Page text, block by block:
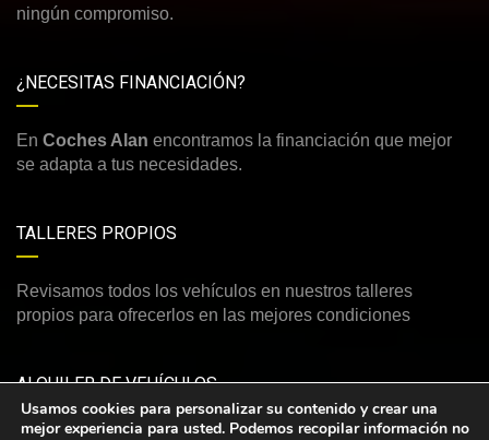
ningún compromiso.
¿NECESITAS FINANCIACIÓN?
En Coches Alan encontramos la financiación que mejor
se adapta a tus necesidades.
TALLERES PROPIOS
Revisamos todos los vehículos en nuestros talleres
propios para ofrecerlos en las mejores condiciones
ALQUILER DE VEHÍCULOS
Usamos cookies para personalizar su contenido y crear una
mejor experiencia para usted. Podemos recopilar información no